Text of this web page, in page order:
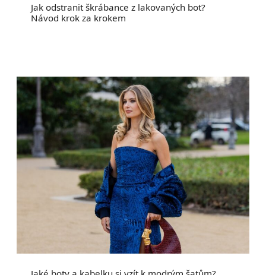
Jak odstranit škrábance z lakovaných bot?
Návod krok za krokem